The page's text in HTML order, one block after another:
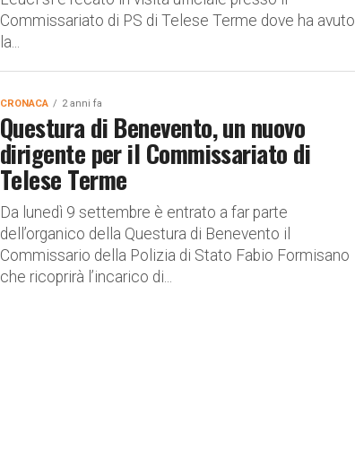
Commissariato di PS di Telese Terme dove ha avuto
la...
CRONACA 2 anni fa
Questura di Benevento, un nuovo
dirigente per il Commissariato di
Telese Terme
Da lunedì 9 settembre è entrato a far parte
dell’organico della Questura di Benevento il
Commissario della Polizia di Stato Fabio Formisano
che ricoprirà l’incarico di...